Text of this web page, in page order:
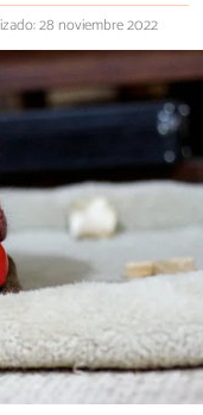
28 noviembre 2022